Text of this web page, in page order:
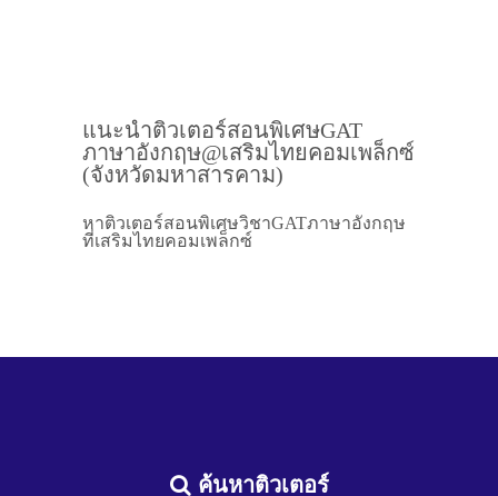
แนะนำติวเตอร์สอนพิเศษGAT
ภาษาอังกฤษ@เสริมไทยคอมเพล็กซ์
(จังหวัดมหาสารคาม)
หาติวเตอร์สอนพิเศษวิชาGATภาษาอังกฤษ
ที่เสริมไทยคอมเพล็กซ์
ค้นหาติวเตอร์